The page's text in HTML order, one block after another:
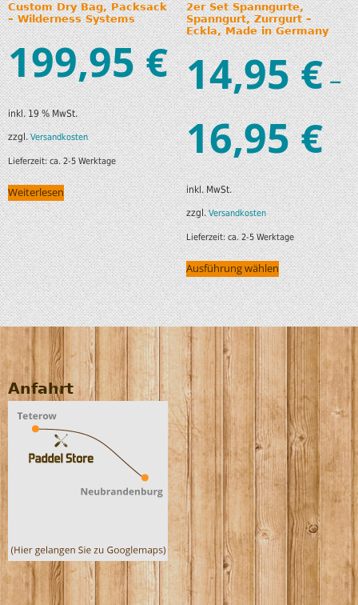
Custom Dry Bag, Packsack
– Wilderness Systems
199,95€
inkl. 19 % MwSt.
zzgl.Versandkosten
Lieferzeit:ca. 2-5 Werktage
Weiterlesen
2er Set Spanngurte,
Spanngurt, Zurrgurt –
Eckla, Made in Germany
14,95€–
16,95€
inkl. MwSt.
zzgl.Versandkosten
Lieferzeit:ca. 2-5 Werktage
Ausführung wählen
Anfahrt